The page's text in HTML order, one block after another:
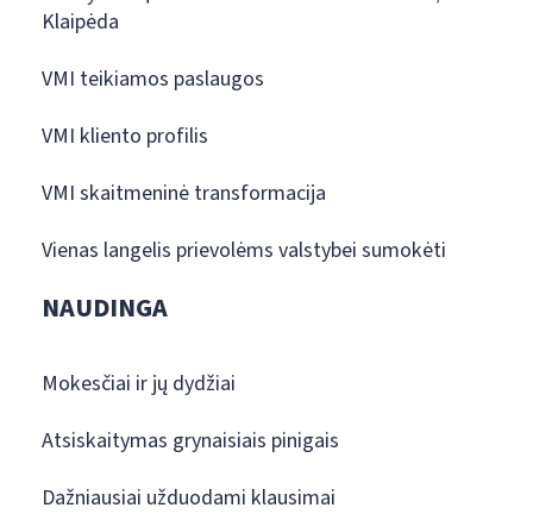
Klaipėda
VMI teikiamos paslaugos
VMI kliento profilis
VMI skaitmeninė transformacija
Vienas langelis prievolėms valstybei sumokėti
NAUDINGA
Mokesčiai ir jų dydžiai
Atsiskaitymas grynaisiais pinigais
Dažniausiai užduodami klausimai